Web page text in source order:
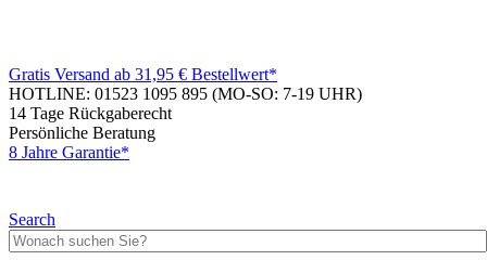
Gratis Versand ab 31,95 € Bestellwert*
HOTLINE: 01523 1095 895 (MO-SO: 7-19 UHR)
14 Tage Rückgaberecht
Persönliche Beratung
8 Jahre Garantie*
Search